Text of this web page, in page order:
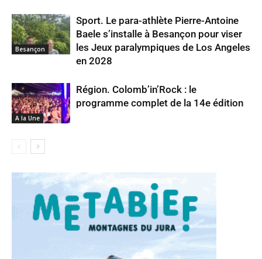
Besançon
Sport. Le para-athlète Pierre-Antoine
Baele s’installe à Besançon pour viser
les Jeux paralympiques de Los Angeles
en 2028
A la Une
Région. Colomb’in’Rock : le
programme complet de la 14e édition